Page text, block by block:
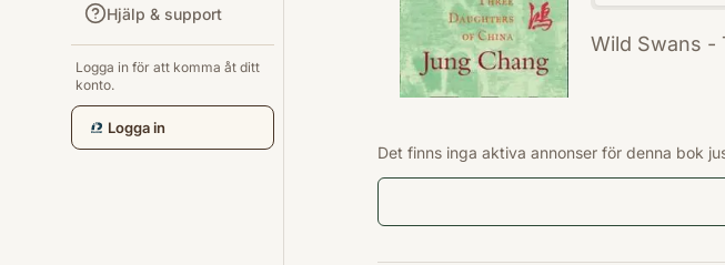
Hjälp & support
Logga in för att komma åt ditt
konto.
Logga in
Wild Swans -
Harper Press
en
Det finns inga aktiva annonser för denna bok